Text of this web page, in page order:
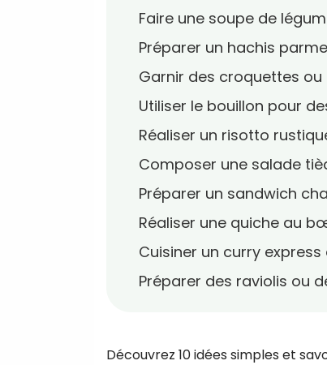
Faire une soupe de
Préparer un hachis
Garnir des croquettes
Utiliser le bouillon pour
Réaliser un risotto
Composer une salade
Préparer un sandwich
Réaliser une quiche au
Cuisiner un curry
Préparer des raviolis ou
Découvrez 10 idées simples et